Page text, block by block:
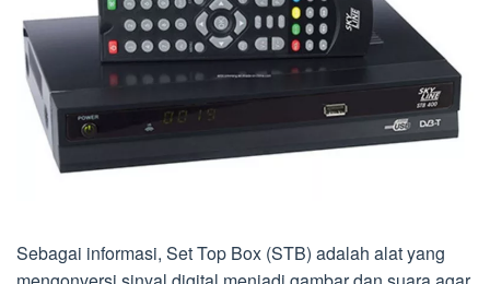
Sebagai informasi, Set Top Box (STB) adalah alat yang